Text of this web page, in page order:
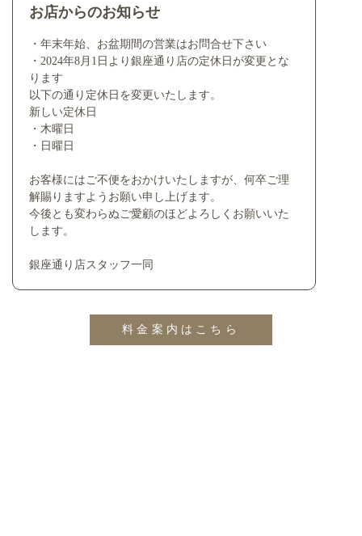
お店からのお知らせ
・年末年始、お盆期間の営業はお問合せ下さい
・2024年8月1日より銀座通り店の定休日が変更とな
ります
以下の通り定休日を変更いたします。
新しい定休日
・木曜日
・日曜日
お客様にはご不便をおかけいたしますが、何卒ご理
解賜りますようお願い申し上げます。
今後とも変わらぬご愛顧のほどよろしくお願いいた
します。
銀座通り店スタッフ一同
料金案内はこちら